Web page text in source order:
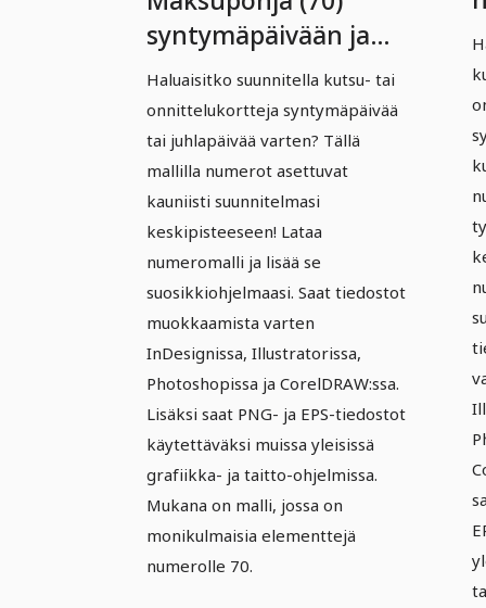
syntymäpäivään ja
juhlaan, jossa on
monikulmaisia
elementtejä.
Haluaisitko suunnitella kutsu- tai
onnittelukortteja syntymäpäivää
tai juhlapäivää varten? Tällä
mallilla numerot asettuvat
kauniisti suunnitelmasi
keskipisteeseen! Lataa
numeromalli ja lisää se
suosikkiohjelmaasi. Saat tiedostot
muokkaamista varten
InDesignissa, Illustratorissa,
Photoshopissa ja CorelDRAW:ssa.
Lisäksi saat PNG- ja EPS-tiedostot
käytettäväksi muissa yleisissä
grafiikka- ja taitto-ohjelmissa.
Mukana on malli, jossa on
monikulmaisia elementtejä
numerolle 70.